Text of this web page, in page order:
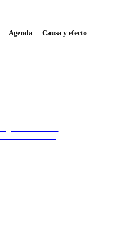
Agenda Causa y efecto